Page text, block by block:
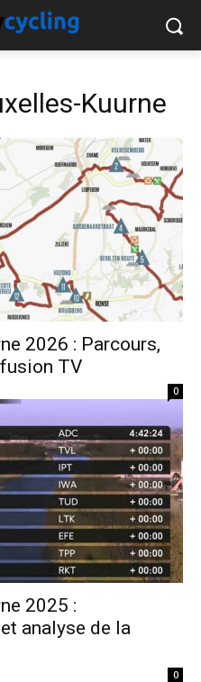
Kuurne
2026 : Parcours,
TV
0
2025 :
analyse de la
0